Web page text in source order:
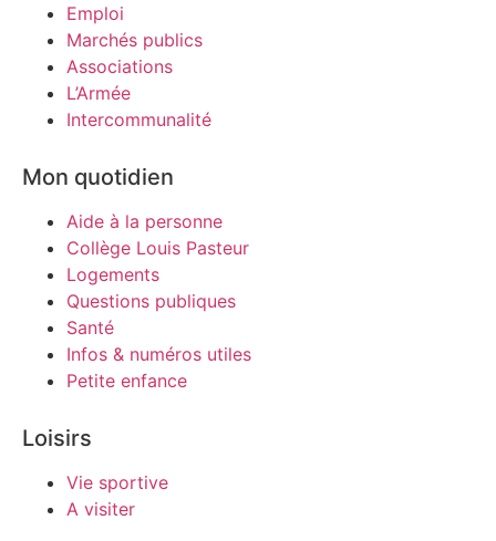
Emploi
Marchés publics
Associations
L’Armée
Intercommunalité
Mon quotidien
Aide à la personne
Collège Louis Pasteur
Logements
Questions publiques
Santé
Infos & numéros utiles
Petite enfance
Loisirs
Vie sportive
A visiter